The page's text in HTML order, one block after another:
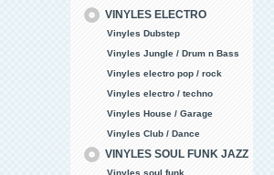
VINYLES ELECTRO
Vinyles Dubstep
Vinyles Jungle / Drum n Bass
Vinyles electro pop / rock
Vinyles electro / techno
Vinyles House / Garage
Vinyles Club / Dance
VINYLES SOUL FUNK JAZZ
Vinyles soul funk